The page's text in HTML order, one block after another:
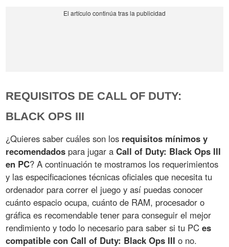
REQUISITOS DE CALL OF DUTY:
BLACK OPS III
¿Quieres saber cuáles son los requisitos mínimos y
recomendados para jugar aCall of Duty: Black Ops III
en PC? A continuación te mostramos los requerimientos
y las especificaciones técnicas oficiales que necesita tu
ordenador para correr el juego y así puedas conocer
cuánto espacio ocupa, cuánto de RAM, procesador o
gráfica es recomendable tener para conseguir el mejor
rendimiento y todo lo necesario para saber si tu PCes
compatible con Call of Duty: Black Ops III o no.